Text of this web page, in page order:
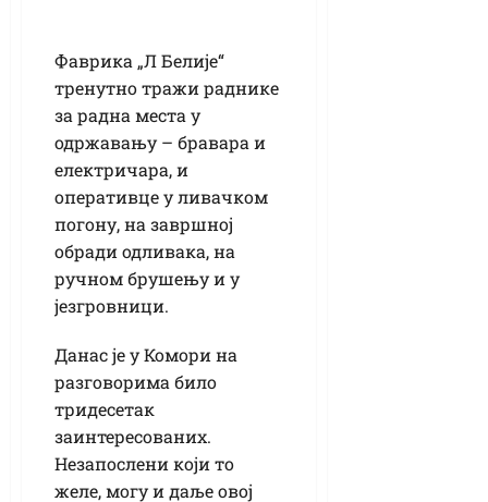
Фаврика „Л Белије“
тренутно тражи раднике
за радна места у
одржавању – бравара и
електричара, и
оперативце у ливачком
погону, на завршној
обради одливака, на
ручном брушењу и у
језгровници.
Данас је у Комори на
разговорима било
тридесетак
заинтересованих.
Незапослени који то
желе, могу и даље овој